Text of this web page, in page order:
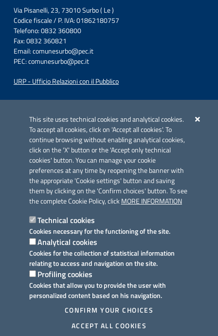
This site uses technical cookies and analytical cookies.
To accept all cookies, click on 'Accept all cookies'. To
continue browsing without enabling analytical cookies,
click on the 'X' button or the 'Accept only technical
cookies' button. You can manage your cookie
preferences at any time by reopening the banner with
the appropriate 'Cookie settings' button and saving
them by clicking on the 'Confirm choices' button. To see
the complete Cookie Policy, clickMORE INFORMATION
Technical cookies
Cookies necessary for the functioning of the site.
Analytical cookies
Cookies for the collection of statistical information
relating to access and navigation on the site.
Profiling cookies
Cookies that allow you to provide the user with
personalized content based on his navigation.
CONFIRM YOUR CHOICES
ACCEPT ALL COOKIES
Via Pisanelli, 23, 73010 Surbo ( Le )
Codice fiscale / P. IVA: 01862180757
Telefono: 0832 360800
Fax: 0832 360821
Email:comunesurbo@pec.it
PEC:comunesurbo@pec.it
URP - Ufficio Relazioni con il Pubblico
Azione 2.3.
Link utili
Informativa privacy
Dichiarazione di accessibilità
Note legali
Domande frequenti
Richiesta assistenza
Prenotazione appuntamento
Segnalazione disservizio